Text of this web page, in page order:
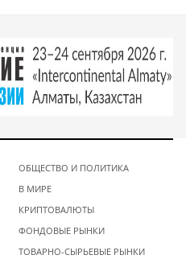
ОБЩЕСТВО И ПОЛИТИКА
В МИРЕ
КРИПТОВАЛЮТЫ
ФОНДОВЫЕ РЫНКИ
ТОВАРНО-СЫРЬЕВЫЕ РЫНКИ